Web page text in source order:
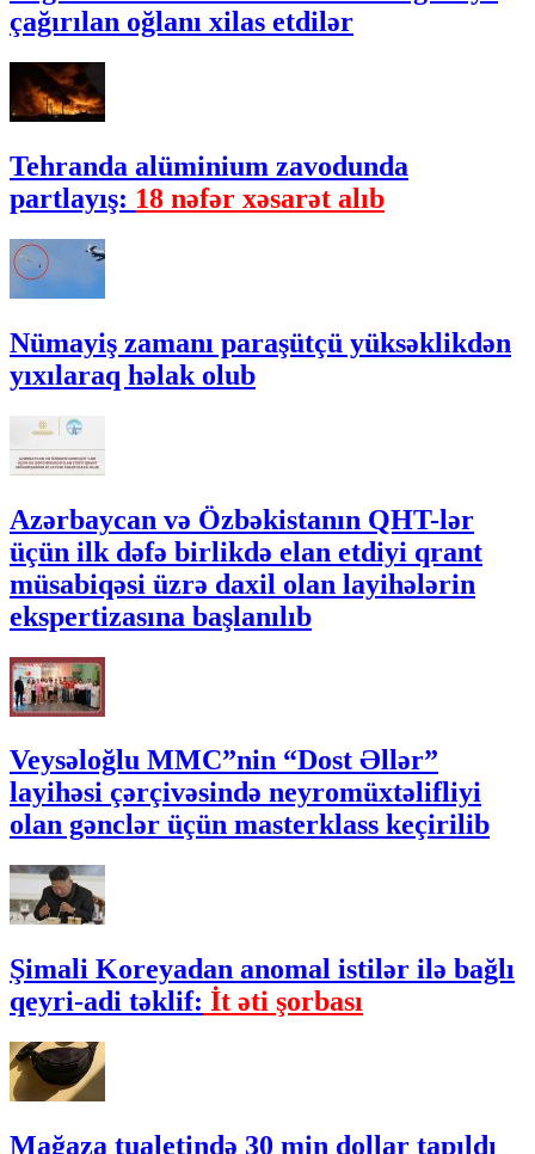
çağırılan oğlanı xilas etdilər
Tehranda alüminium zavodunda
partlayış: 18 nəfər xəsarət alıb
Nümayiş zamanı paraşütçü yüksəklikdən
yıxılaraq həlak olub
Azərbaycan və Özbəkistanın QHT-lər
üçün ilk dəfə birlikdə elan etdiyi qrant
müsabiqəsi üzrə daxil olan layihələrin
ekspertizasına başlanılıb
Veysəloğlu MMC”nin “Dost Əllər”
layihəsi çərçivəsində neyromüxtəlifliyi
olan gənclər üçün masterklass keçirilib
Şimali Koreyadan anomal istilər ilə bağlı
qeyri-adi təklif: İt əti şorbası
Mağaza tualetində 30 min dollar tapıldı